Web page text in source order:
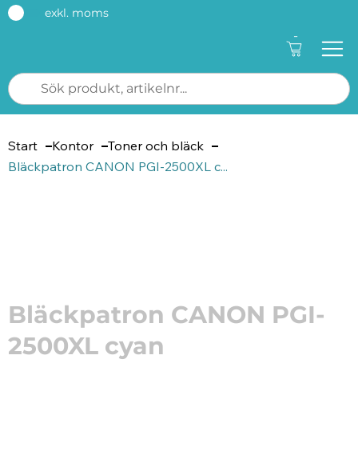
exkl. moms
-
Start Kontor
Toner och bläck
Bläckpatron CANON PGI-2500XL c...
Bläckpatron CANON PGI-
2500XL cyan